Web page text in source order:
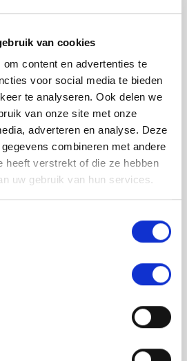
van cookies
content en advertenties te
voor social media te bieden
te analyseren. Ook delen we
van onze site met onze
adverteren en analyse. Deze
combineren met andere
heeft verstrekt of die ze hebben
uw gebruik van hun services.
verwerkt door de
team richtlijnen NCJ. Als zij
wordt met de